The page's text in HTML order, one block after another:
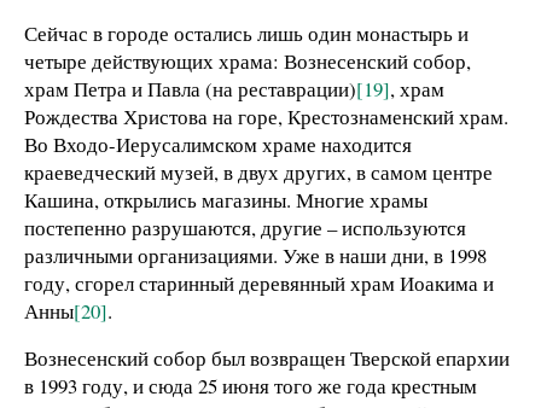
Сейчас в городе остались лишь один монастырь и
четыре действующих храма: Вознесенский собор,
храм Петра и Павла (на реставрации)[19], храм
Рождества Христова на горе, Крестознаменский храм.
Во Входо-Иерусалимском храме находится
краеведческий музей, в двух других, в самом центре
Кашина, открылись магазины. Многие храмы
постепенно разрушаются, другие – используются
различными организациями. Уже в наши дни, в 1998
году, сгорел старинный деревянный храм Иоакима и
Анны[20].
Вознесенский собор был возвращен Тверской епархии
в 1993 году, и сюда 25 июня того же года крестным